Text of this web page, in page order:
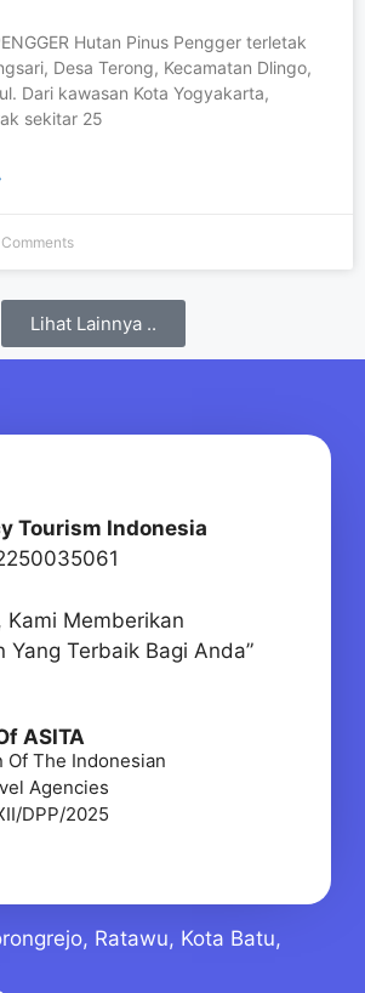
Hutan Pinus Pengger terletak
Desa Terong, Kecamatan Dlingo,
Dari kawasan Kota Yogyakarta,
sekitar 25
Lihat Lainnya ..
Tourism Indonesia
Kami Memberikan
Yang Terbaik Bagi Anda”
ASITA
Of The Indonesian
Agencies
DPP/2025
Ratawu, Kota Batu,